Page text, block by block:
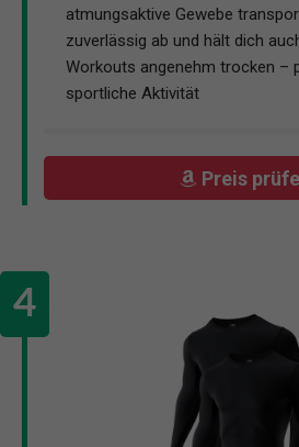
atmungsaktive Gewebe
zuverlässig ab und hält dich
Workouts angenehm trocken –
sportliche Aktivität
Preis